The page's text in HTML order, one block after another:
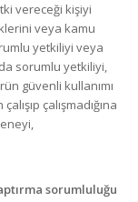
vereceği kişiyi
veya kamu
yetkiliyi veya
sorumlu yetkiliyi,
güvenli kullanımı
çalışmadığına
sorumluluğu